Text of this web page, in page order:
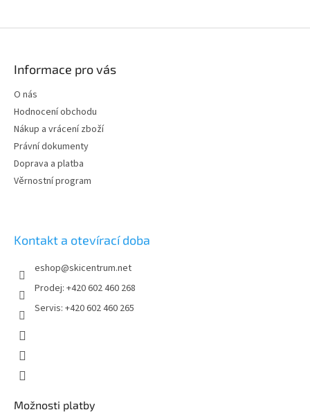
Informace pro vás
O nás
Hodnocení obchodu
Nákup a vrácení zboží
Právní dokumenty
Doprava a platba
Věrnostní program
Kontakt a otevírací doba
eshop@skicentrum.net
Prodej: +420 602 460 268
Servis: +420 602 460 265
Možnosti platby